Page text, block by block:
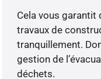
Cela vous
travaux de
tranquillement.
gestion de
déchets.